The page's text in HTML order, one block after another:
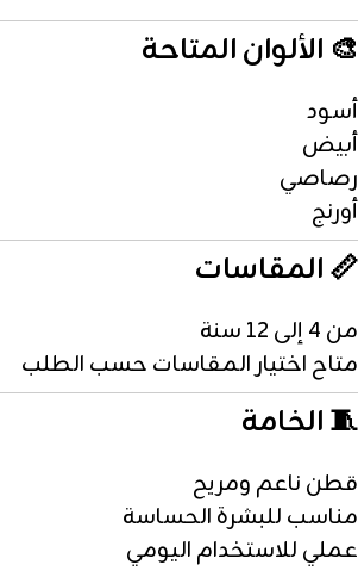
🎨 الألوان المتاحة
أسود
أبيض
رصاصي
أورنج
📏 المقاسات
من 4 إلى 12 سنة
متاح اختيار المقاسات حسب الطلب
🧵 الخامة
قطن ناعم ومريح
مناسب للبشرة الحساسة
عملي للاستخدام اليومي